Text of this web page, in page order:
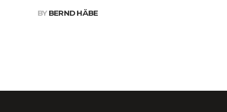
BY BERND HÄBE